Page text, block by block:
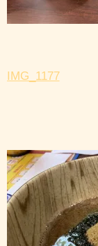
IMG_1177